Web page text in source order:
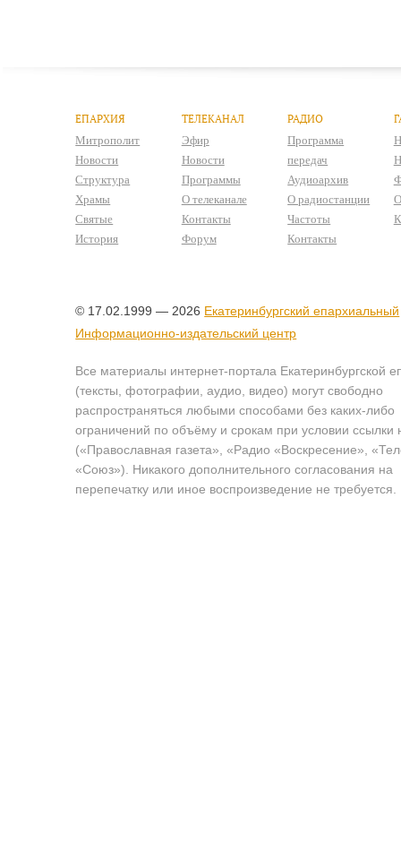
ЕПАРХИЯ
Митрополит
Новости
Структура
Храмы
Святые
История
ТЕЛЕКАНАЛ
Эфир
Новости
Программы
О телеканале
Контакты
Форум
РАДИО
Программа
передач
Аудиоархив
О радиостанции
Частоты
Контакты
© 17.02.1999 — 2026 Екатеринбургский епархиальный
Информационно-издательский центр
Все материалы интернет-портала Екатеринбургской
(тексты, фотографии, аудио, видео) могут свободно
распространяться любыми способами без каких-либо
ограничений по объёму и срокам при условии ссылки
(«Православная газета», «Радио «Воскресение»,
«Союз»). Никакого дополнительного согласования на
перепечатку или иное воспроизведение не требуется.